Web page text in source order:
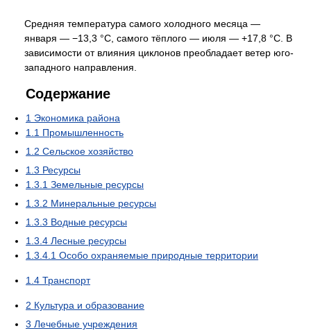
Средняя температура самого холодного месяца —
января — −13,3 °C, самого тёплого — июля — +17,8 °C. В
зависимости от влияния циклонов преобладает ветер юго-
западного направления.
Содержание
1 Экономика района
1.1 Промышленность
1.2 Сельское хозяйство
1.3 Ресурсы
1.3.1 Земельные ресурсы
1.3.2 Минеральные ресурсы
1.3.3 Водные ресурсы
1.3.4 Лесные ресурсы
1.3.4.1 Особо охраняемые природные территории
1.4 Транспорт
2 Культура и образование
3 Лечебные учреждения